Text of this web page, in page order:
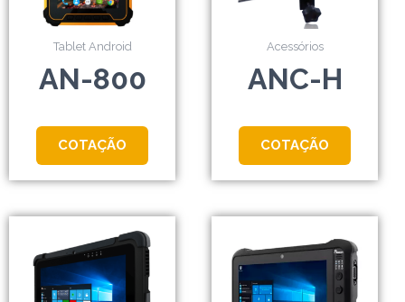
Tablet Android
AN-800
COTAÇÃO
Acessórios
ANC-H
COTAÇÃO